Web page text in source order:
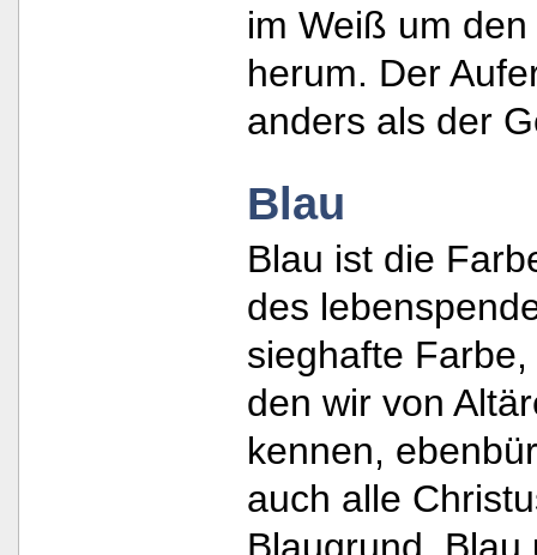
im Weiß um
herum. Der
anders als der
Blau
Blau ist die
des
sieghafte
den wir von
kennen,
auch alle